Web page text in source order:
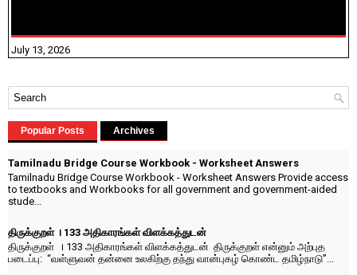
July 13, 2026
Popular Posts Archives
Tamilnadu Bridge Course Workbook - Worksheet Answers
Tamilnadu Bridge Course Workbook - Worksheet Answers Provide access
to textbooks and Workbooks for all government and government-aided
stude...
திருக்குறள் । 133 அதிகாரங்கள் விளக்கத்துடன்
திருக்குறள் । 133 அதிகாரங்கள் விளக்கத்துடன் திருக்குறள் என்னும் அற்புத
படைப்பு: “வள்ளுவன் தன்னை உலகிற்கு தந்து வான்புகழ் கொண்ட தமிழ்நாடு”...